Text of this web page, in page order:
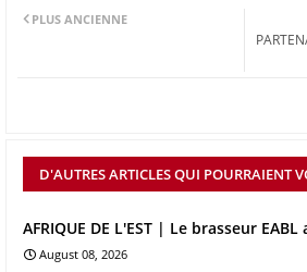
PLUS ANCIENNE
D'AUTRES ARTICLES QUI POURRAIENT
AFRIQUE DE L'EST | Le brasseur
August 08, 2026